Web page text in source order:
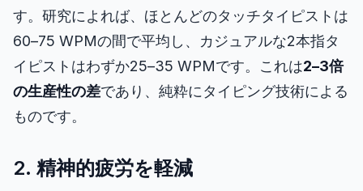
🇯🇵JA
す。研究によれば、ほとんどのタッチタイピストは
60–75 WPMの間で平均し、カジュアルな2本指タ
イピストはわずか25–35 WPMです。これは2–3倍
の生産性の差であり、純粋にタイピング技術による
ものです。
2. 精神的疲労を軽減